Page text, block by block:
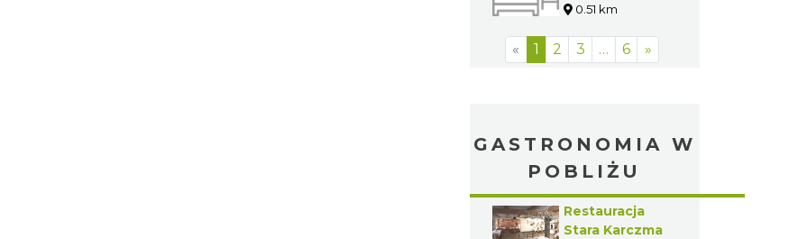
0.51 km
« 1 2 3 … 6 »
GASTRONOMIA W
POBLIŻU
Restauracja
Stara Karczma